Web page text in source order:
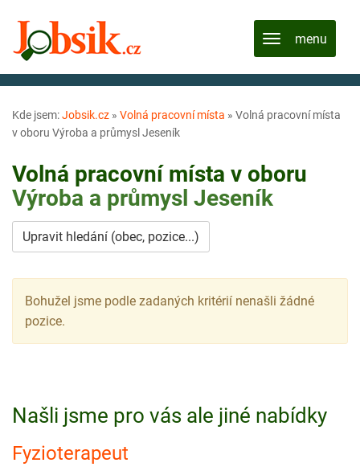
Kde jsem:Jobsik.cz » Volná pracovní místa » Volná pracovní místa
v oboru Výroba a průmysl Jeseník
Volná pracovní místa v oboru
Výroba a průmysl Jeseník
Upravit hledání (obec, pozice...)
Bohužel jsme podle zadaných kritérií nenašli žádné
pozice.
Našli jsme pro vás ale jiné nabídky
Fyzioterapeut